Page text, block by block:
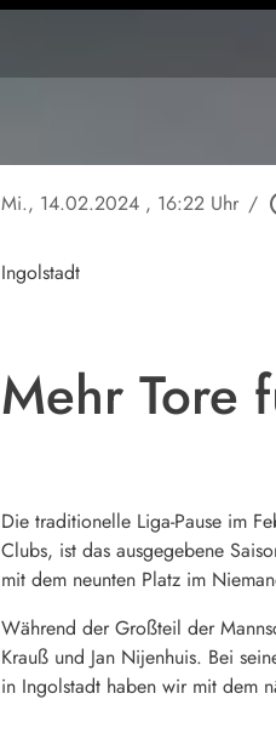
Mi., 14.02.2024 , 16:22 Uhr /
Ingolstadt
Mehr Tore
Die traditionelle Liga-Pause im
Clubs, ist das ausgegebene
mit dem neunten Platz im
Während der Großteil der
Krauß und Jan Nijenhuis. Bei
in Ingolstadt haben wir mit dem